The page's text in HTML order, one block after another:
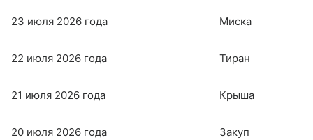
23 июля 2026 года Миска
22 июля 2026 года Тиран
21 июля 2026 года Крыша
20 июля 2026 года Закуп